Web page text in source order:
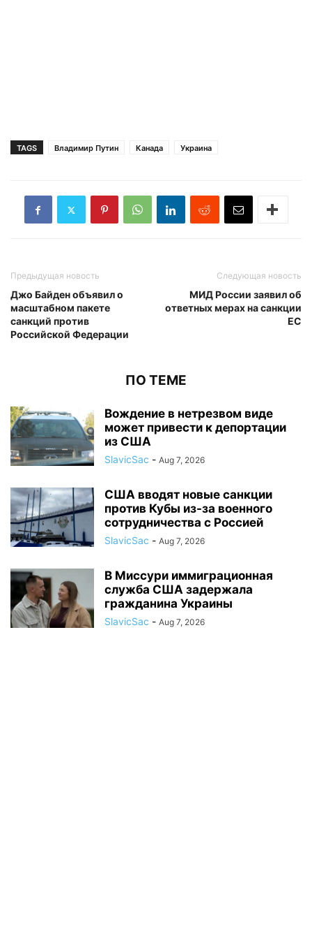
TAGS Владимир Путин Канада Украина
Предыдущая новость
Джо Байден объявил о
масштабном пакете
санкций против
Российской Федерации
Следующая новость
МИД России заявил об
ответных мерах на санкции
ЕС
ПО ТЕМЕ
Вождение в нетрезвом виде
может привести к депортации
из США
SlavicSac - Aug 7, 2026
США вводят новые санкции
против Кубы из-за военного
сотрудничества с Россией
SlavicSac - Aug 7, 2026
В Миссури иммиграционная
служба США задержала
гражданина Украины
SlavicSac - Aug 7, 2026